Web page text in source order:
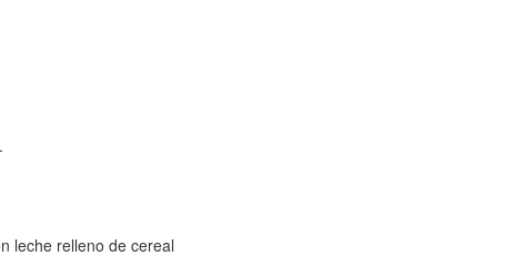
leche relleno de cereal